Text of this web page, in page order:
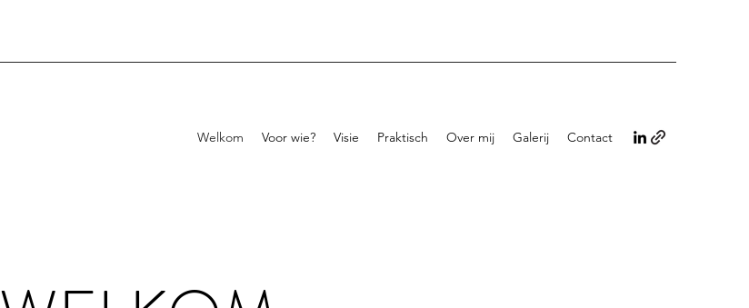
Welkom Voor wie? Visie Praktisch Over mij Galerij Contact